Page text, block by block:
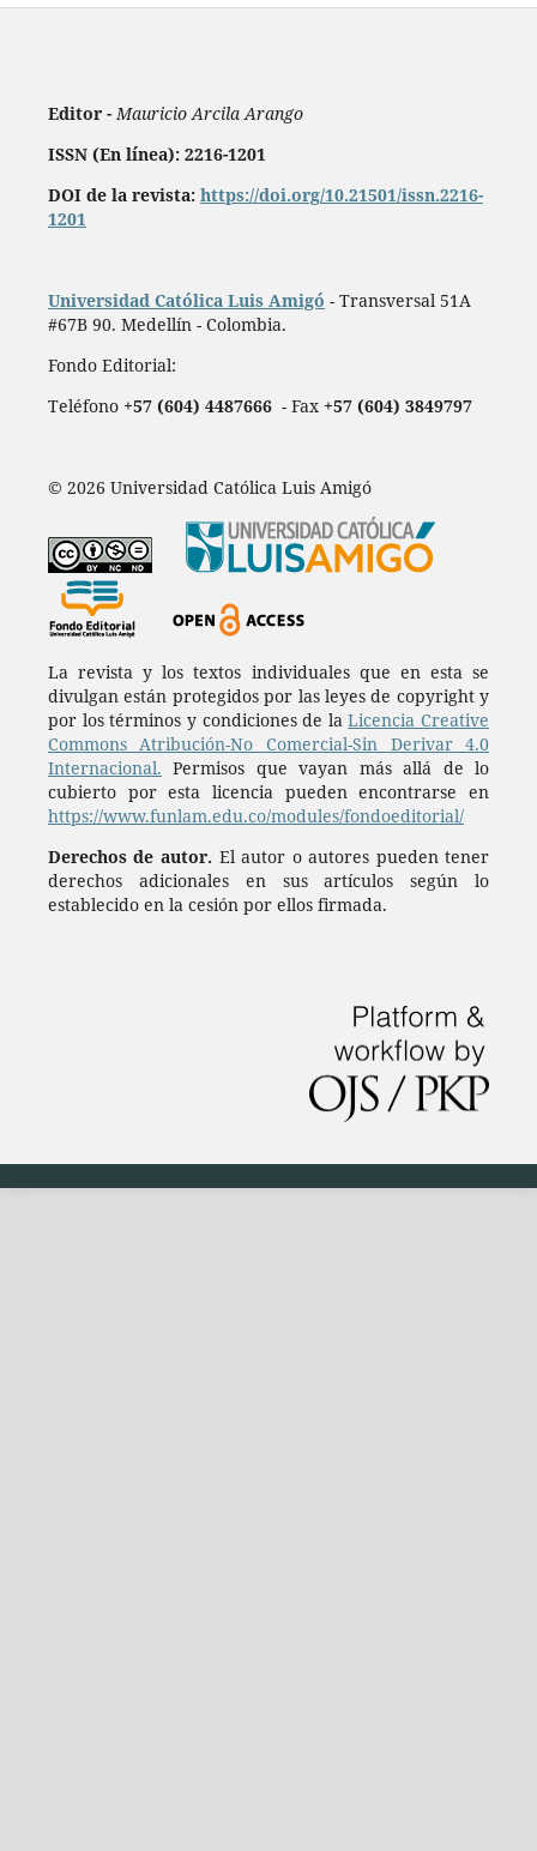
Editor - Mauricio Arcila Arango
ISSN (En línea): 2216-1201
DOI de la revista: https://doi.org/10.21501/issn.2216-
1201
Universidad Católica Luis Amigó - Transversal 51A
#67B 90. Medellín - Colombia.
Fondo Editorial:
Teléfono +57 (604) 4487666- Fax +57 (604) 3849797
© 2026 Universidad Católica Luis Amigó
La revista y los textos individuales que en esta se
divulgan están protegidos por las leyes de copyright y
por los términos y condiciones de laLicencia Creative
Commons Atribución-No Comercial-Sin Derivar 4.0
Internacional. Permisos que vayan más allá de lo
cubierto por esta licencia pueden encontrarse en
https://www.funlam.edu.co/modules/fondoeditorial/
Derechos de autor. El autor o autores pueden tener
derechos adicionales en sus artículos según lo
establecido en la cesión por ellos firmada.